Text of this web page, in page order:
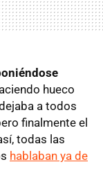
hueco
a todos
finalmente el
todas las
hablaban ya de